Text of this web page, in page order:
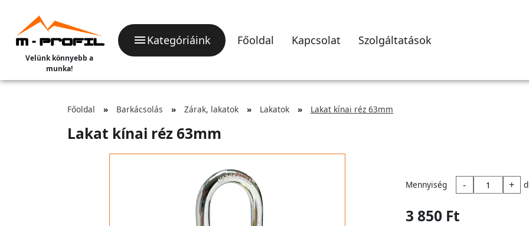
Velünk könnyebb a
munka!
Kategóriáink Főoldal Kapcsolat Szolgáltatások
Főoldal Barkácsolás Zárak, lakatok Lakatok Lakat kínai réz 63mm
Lakat kínai réz 63mm
Mennyiség - +
3 850 Ft